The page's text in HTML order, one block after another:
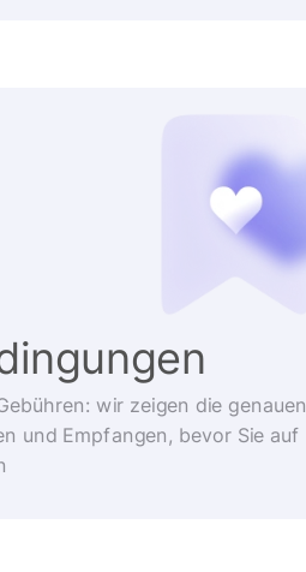
wir zeigen die genauen
und Empfangen, bevor Sie auf